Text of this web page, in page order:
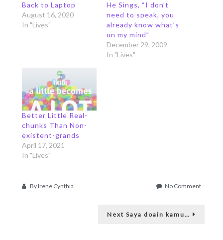
Back to Laptop
August 16, 2020
In "Lives"
He Sings, “I don’t
need to speak, you
already know what’s
on my mind”
December 29, 2009
In "Lives"
Better Little Real-
chunks Than Non-
existent-grands
April 17, 2021
In "Lives"
ByIrene Cynthia No Commenton
Next Next
Saya doain kamu…